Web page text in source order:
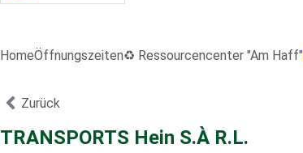
HomeÖffnungszeiten♻️ Ressourcencenter "Am Haff"
Zurück
TRANSPORTS Hein S.À R.L.